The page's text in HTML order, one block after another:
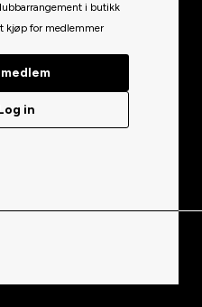
i butikk
kjøp for medlemmer
in